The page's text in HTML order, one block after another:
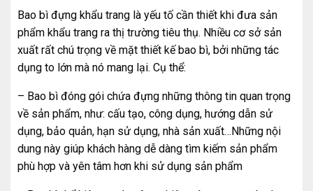
Bao bì đựng khẩu trang là yếu tố cần thiết khi đưa sản
phẩm khẩu trang ra thị trường tiêu thụ. Nhiều cơ sở sản
xuất rất chú trọng về mặt thiết kế bao bì, bởi những tác
dụng to lớn mà nó mang lại. Cụ thể:
– Bao bì đóng gói chứa đựng những thông tin quan trọng
về sản phẩm, như: cấu tạo, công dụng, hướng dẫn sử
dụng, bảo quản, hạn sử dụng, nhà sản xuất…Những nội
dung này giúp khách hàng dễ dàng tìm kiếm sản phẩm
phù hợp và yên tâm hơn khi sử dụng sản phẩm